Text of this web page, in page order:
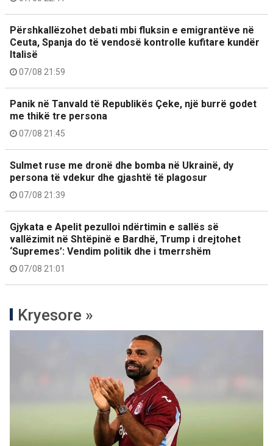
Përshkallëzohet debati mbi fluksin e emigrantëve në
Ceuta, Spanja do të vendosë kontrolle kufitare kundër
Italisë
07/08 21:59
Panik në Tanvald të Republikës Çeke, një burrë godet
me thikë tre persona
07/08 21:45
Sulmet ruse me dronë dhe bomba në Ukrainë, dy
persona të vdekur dhe gjashtë të plagosur
07/08 21:39
Gjykata e Apelit pezulloi ndërtimin e sallës së
vallëzimit në Shtëpinë e Bardhë, Trump i drejtohet
‘Supremes’: Vendim politik dhe i tmerrshëm
07/08 21:01
Kryesore »